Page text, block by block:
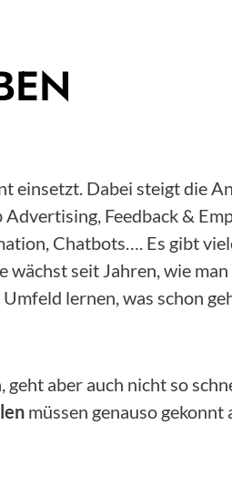
einsetzt. Dabei steigt die
Feedback &
Chatbots…. Es gibt
wächst seit Jahren, wie
lernen, was schon
aber auch nicht so
müssen genauso